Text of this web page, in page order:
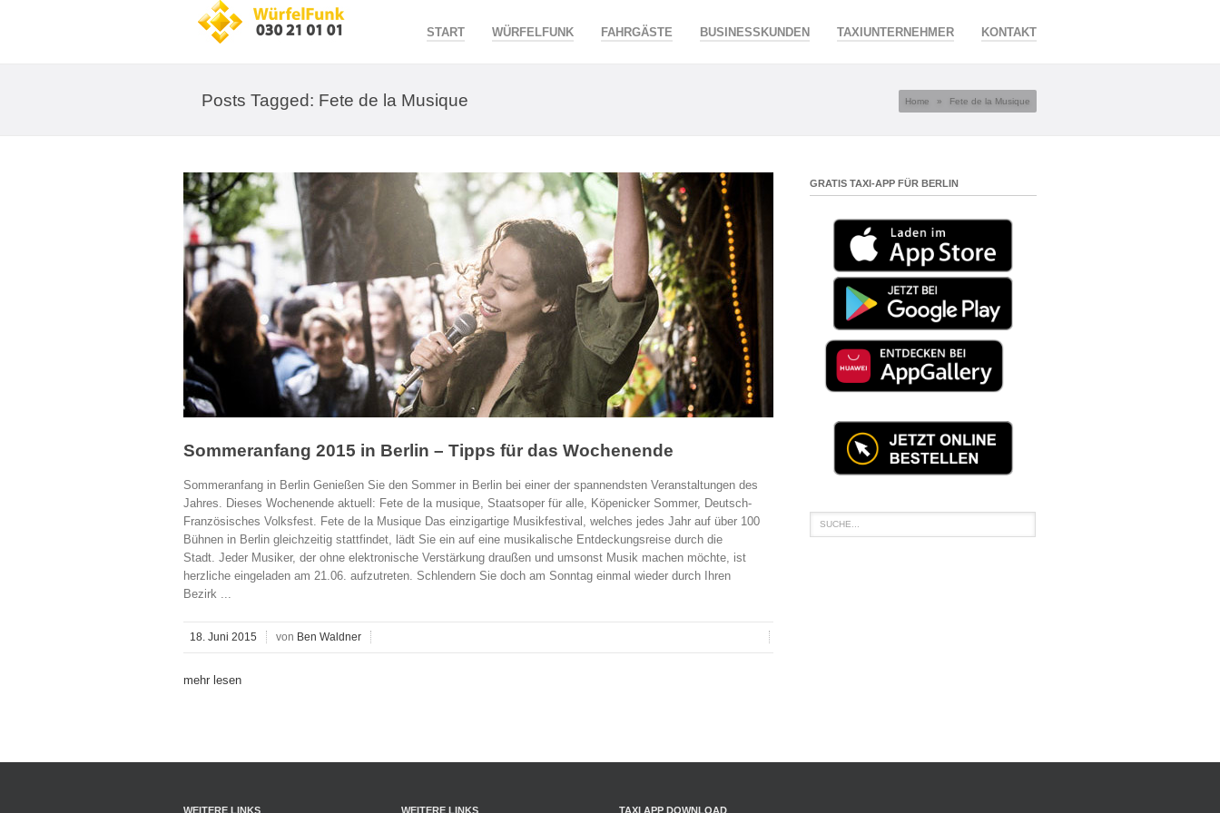
START WÜRFELFUNK FAHRGÄSTE BUSINESSKUNDEN TAXIUNTERNEHMER KONTAKT
Posts Tagged: Fete de la Musique Home » Fete de la Musique
Sommeranfang 2015 in Berlin – Tipps für das Wochenende
Sommeranfang in Berlin Genießen Sie den Sommer in Berlin bei einer der spannendsten Veranstaltungen des
Jahres. Dieses Wochenende aktuell: Fete de la musique, Staatsoper für alle, Köpenicker Sommer, Deutsch-
Französisches Volksfest. Fete de la Musique Das einzigartige Musikfestival, welches jedes Jahr auf über 100
Bühnen in Berlin gleichzeitig stattfindet, lädt Sie ein auf eine musikalische Entdeckungsreise durch die
Stadt. Jeder Musiker, der ohne elektronische Verstärkung draußen und umsonst Musik machen möchte, ist
herzliche eingeladen am 21.06. aufzutreten. Schlendern Sie doch am Sonntag einmal wieder durch Ihren
Bezirk ...
18. Juni 2015 von Ben Waldner
mehr lesen
GRATIS TAXI-APP FÜR BERLIN
WEITERE LINKS WEITERE LINKS TAXI APP DOWNLOAD